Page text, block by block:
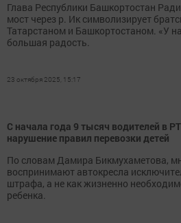
Глава Республики Башкортостан
мост через р. Ик символизирует
Татарстаном и Башкортостаном. «У
большая радость.
23 октября 2025, 15:17
С начала года 9 тысяч водителей в
нарушение правил перевозки детей
По словам Дамира Бикмухаметова,
воспринимают автокресла
штрафа, а не как жизненно
ребенка.